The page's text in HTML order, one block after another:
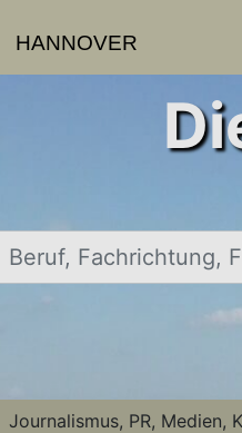
HANNOVER
Beruf, Fachrichtung, Firma
Journalismus, PR, Medien,